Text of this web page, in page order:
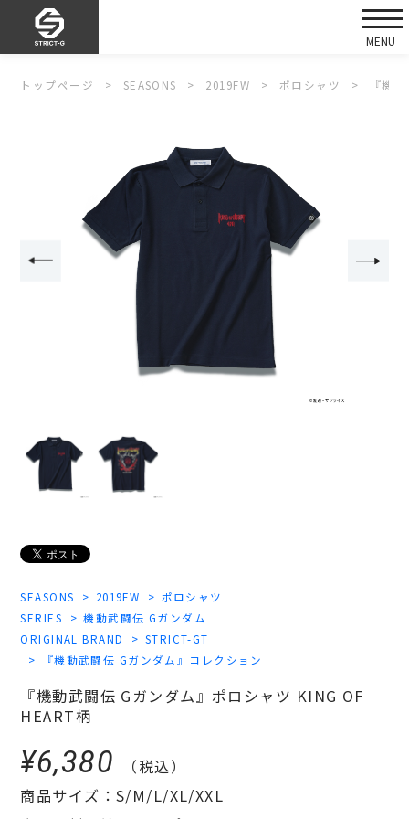
トップページ SEASONS 2019FW ポロシャツ 『機
SEASONS 2019FW
ポロシャツ
SERIES
機動武闘伝 Gガンダム
ORIGINAL BRAND
STRICT-GT
『機動武闘伝 Gガンダム』コレクション
『機動武闘伝 Gガンダム』ポロシャツ KING OF
HEART柄
¥6,380
（税込）
商品サイズ：S/M/L/XL/XXL